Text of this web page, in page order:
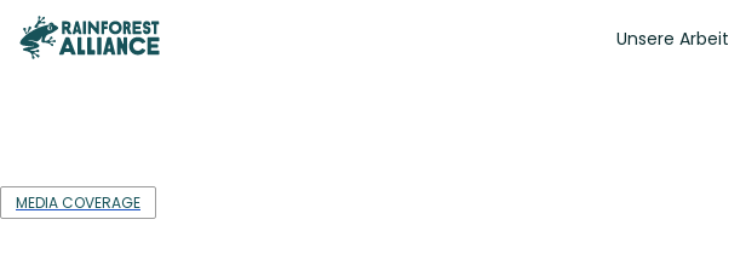
Unsere Arbeit
MEDIA COVERAGE